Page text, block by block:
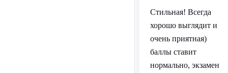
Стильная! Всегда
хорошо выглядит и
очень приятная)
баллы ставит
нормально, экзамен